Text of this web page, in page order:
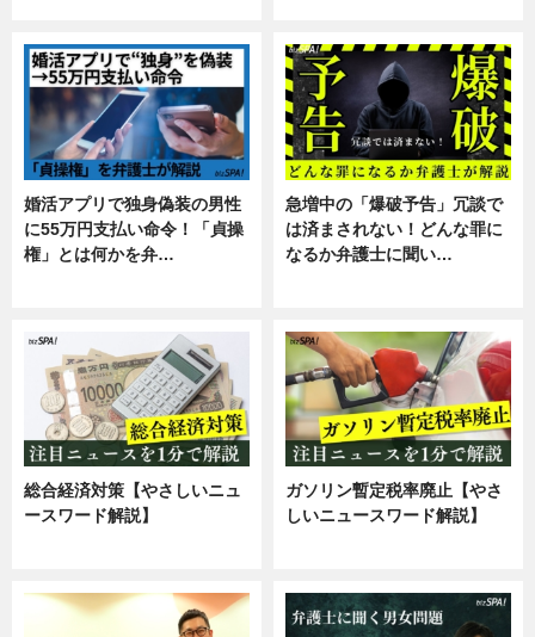
婚活アプリで独身偽装の男性
に55万円支払い命令！「貞操
権」とは何かを弁…
急増中の「爆破予告」冗談で
は済まされない！どんな罪に
なるか弁護士に聞い…
総合経済対策【やさしいニュ
ースワード解説】
ガソリン暫定税率廃止【やさ
しいニュースワード解説】